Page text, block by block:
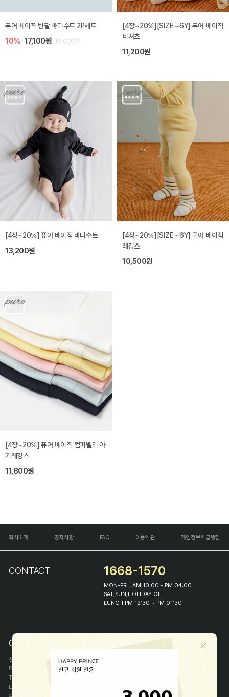
퓨어 베이직 반팔 바디수트 2P세트
10% 17,100원 19,000원
[4장~20%][SIZE ~6Y] 퓨어 베이직
티셔츠
11,200원
[4장~20%] 퓨어 베이직 바디수트
13,200원
[4장~20%][SIZE ~6Y] 퓨어 베이직
레깅스
10,500원
[4장~20%] 퓨어 베이직 컴피벨리 아
기레깅스
11,800원
회사소개 공지사항 FAQ 이용약관 개인정보취급방침
CONTACT 1668-1570
MON-FRI : AM 10:00 - PM 04:00
SAT,SUN,HOLIDAY OFF
LUNCH PM 12:30 ~ PM 01:30
COMPANY INFO
상호
(주)해피프린스
대표
이화진
TEL
E-MAIL